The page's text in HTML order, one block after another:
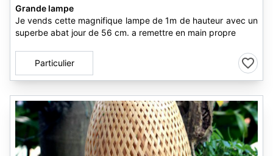
Grande lampe
Je vends cette magnifique lampe de 1m de hauteur avec un
superbe abat jour de 56 cm. a remettre en main propre
Particulier